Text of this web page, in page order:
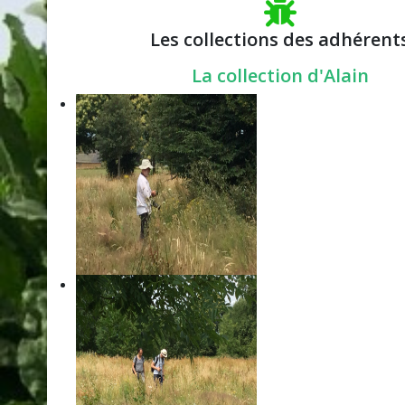
Les collections des
La collection d'Alain